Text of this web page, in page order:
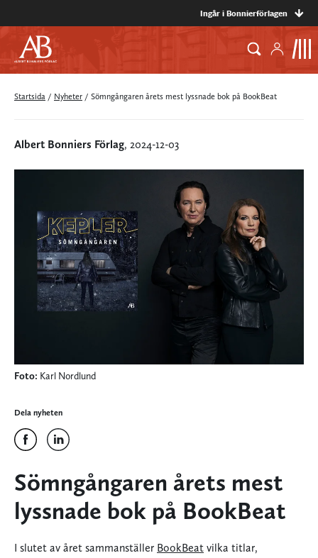
Ingår i Bonnierförlagen
Startsida / Nyheter / Sömngångaren årets mest lyssnade bok på BookBeat
Albert Bonniers Förlag, 2024-12-03
Foto: Karl Nordlund
Dela nyheten
Sömngångaren årets mest
lyssnade bok på BookBeat
I slutet av året sammanställer BookBeat vilka titlar,